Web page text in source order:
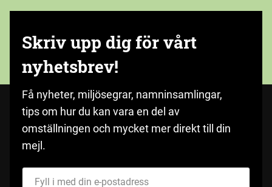
Skriv upp dig för vårt
nyhetsbrev!
Få nyheter, miljösegrar, namninsamlingar,
tips om hur du kan vara en del av
omställningen och mycket mer direkt till din
mejl.